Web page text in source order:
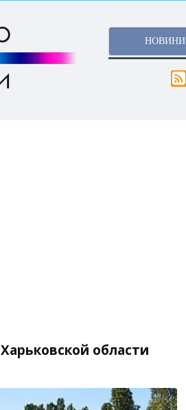
НОВИНИ
области